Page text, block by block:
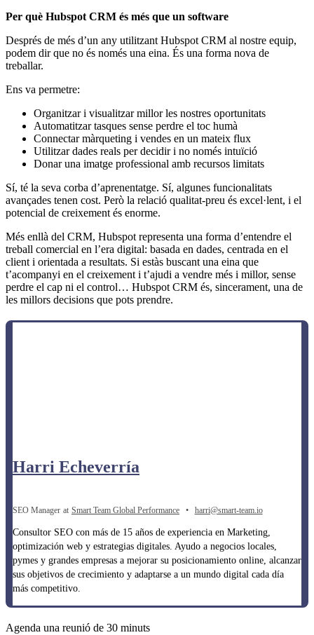
Per què Hubspot CRM és més que un software
Després de més d’un any utilitzant Hubspot CRM al nostre equip,
podem dir que no és només una eina. És una forma nova de
treballar.
Ens va permetre:
Organitzar i visualitzar millor les nostres oportunitats
Automatitzar tasques sense perdre el toc humà
Connectar màrqueting i vendes en un mateix flux
Utilitzar dades reals per decidir i no només intuïció
Donar una imatge professional amb recursos limitats
Sí, té la seva corba d’aprenentatge. Sí, algunes funcionalitats
avançades tenen cost. Però la relació qualitat-preu és excel·lent, i el
potencial de creixement és enorme.
Més enllà del CRM, Hubspot representa una forma d’entendre el
treball comercial en l’era digital: basada en dades, centrada en el
client i orientada a resultats. Si estàs buscant una eina que
t’acompanyi en el creixement i t’ajudi a vendre més i millor, sense
perdre el cap ni el control… Hubspot CRM és, sincerament, una de
les millors decisions que pots prendre.
Harri Echeverría
SEO Manager at Smart Team Global Performance • harri@smart-team.io
Consultor SEO con más de 15 años de experiencia en Marketing,
optimización web y estrategias digitales. Ayudo a negocios locales,
pymes y grandes empresas a mejorar su posicionamiento online, alcanzar
sus objetivos de crecimiento y adaptarse a un mundo digital cada día
más competitivo.
Agenda una reunió de 30 minuts